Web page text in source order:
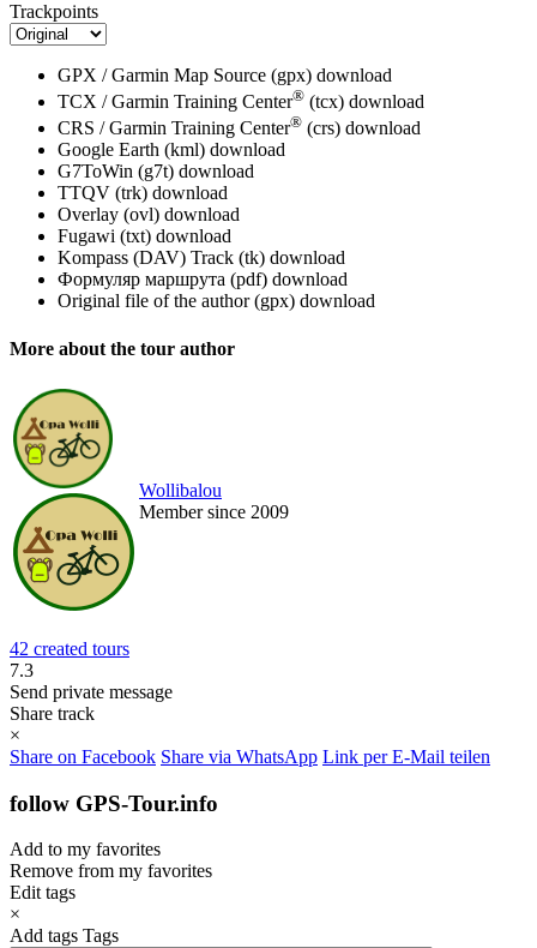
Trackpoints
GPX / Garmin Map Source (gpx) download
TCX / Garmin Training Center® (tcx) download
CRS / Garmin Training Center® (crs) download
Google Earth (kml) download
G7ToWin (g7t) download
TTQV (trk) download
Overlay (ovl) download
Fugawi (txt) download
Kompass (DAV) Track (tk) download
Формуляр маршрута (pdf) download
Original file of the author (gpx) download
More about the tour author
Wollibalou
Member since 2009
42 created tours
7.3
Send private message
Share track
×
Share on Facebook Share via WhatsApp Link per E-Mail teilen
follow GPS-Tour.info
Add to my favorites
Remove from my favorites
Edit tags
×
Add tags Tags